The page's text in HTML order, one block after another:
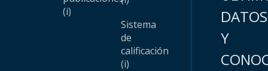
(i)
Sistema
de
calificación
(i)
DATOS
Y